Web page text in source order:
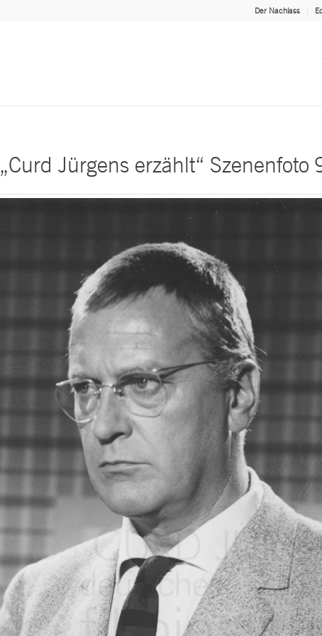
Der Nachlass
„Curd Jürgens erzählt“ Szenenfoto